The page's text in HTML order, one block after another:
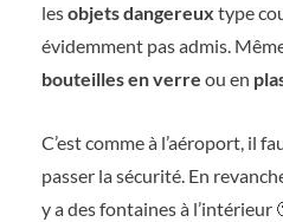
lesobjets dangereux type
évidemment pas admis.
bouteilles en verre ou en
C’est comme à l’aéroport, il
passer la sécurité. En
y a des fontaines à l’intérieur